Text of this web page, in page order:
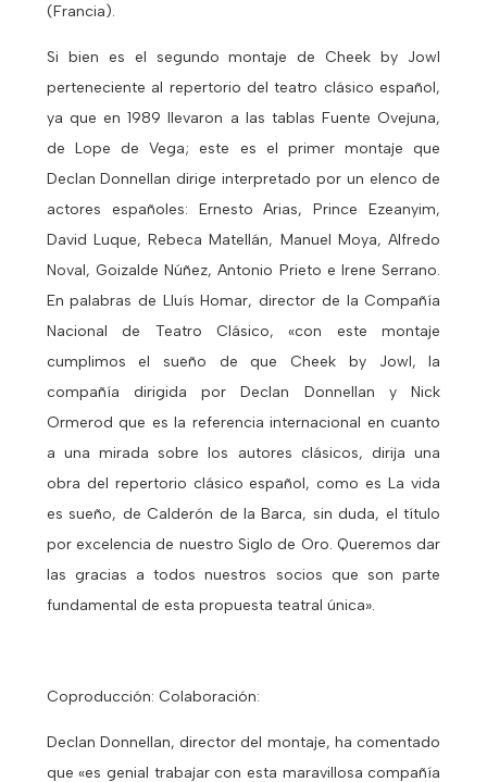
(Francia).
Si bien es el segundo montaje de Cheek by Jowl
perteneciente al repertorio del teatro clásico español,
ya que en 1989 llevaron a las tablas Fuente Ovejuna,
de Lope de Vega; este es el primer montaje que
Declan Donnellan dirige interpretado por un elenco de
actores españoles: Ernesto Arias, Prince Ezeanyim,
David Luque, Rebeca Matellán, Manuel Moya, Alfredo
Noval, Goizalde Núñez, Antonio Prieto e Irene Serrano.
En palabras de Lluís Homar, director de la Compañía
Nacional de Teatro Clásico, «con este montaje
cumplimos el sueño de que Cheek by Jowl, la
compañía dirigida por Declan Donnellan y Nick
Ormerod que es la referencia internacional en cuanto
a una mirada sobre los autores clásicos, dirija una
obra del repertorio clásico español, como es La vida
es sueño, de Calderón de la Barca, sin duda, el título
por excelencia de nuestro Siglo de Oro. Queremos dar
las gracias a todos nuestros socios que son parte
fundamental de esta propuesta teatral única».
Coproducción: Colaboración:
Declan Donnellan, director del montaje, ha comentado
que «es genial trabajar con esta maravillosa compañía